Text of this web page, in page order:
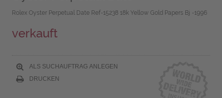
Rolex Oyster Perpetual Date Ref-15238 18k Yellow Gold Papers Bj -1996
verkauft
ALS SUCHAUFTRAG ANLEGEN
DRUCKEN